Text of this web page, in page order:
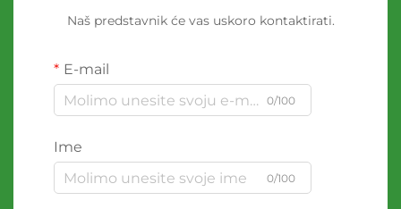
Naš predstavnik će vas uskoro kontaktirati.
E-mail
0/100
Ime
0/100